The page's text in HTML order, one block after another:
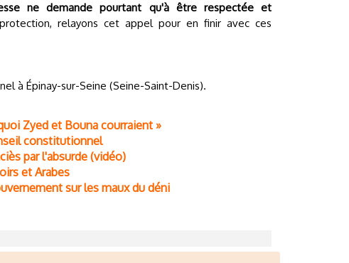
ne demande pourtant qu'à être respectée et
relayons cet appel pour en finir avec ces
à Épinay-sur-Seine (Seine-Saint-Denis).
Zyed et Bouna courraient »
constitutionnel
par l'absurde (vidéo)
et Arabes
sur les maux du déni